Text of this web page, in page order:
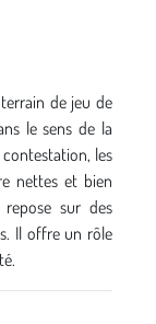
de jeu de
le sens de la
les
nettes et bien
sur des
Il offre un rôle